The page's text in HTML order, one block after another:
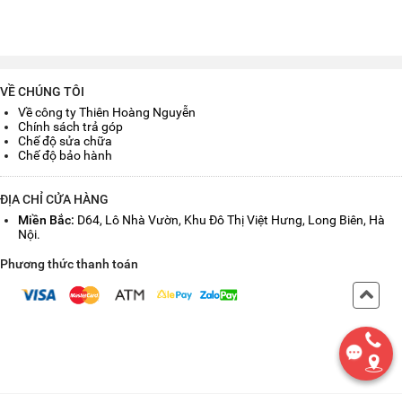
VỀ CHÚNG TÔI
Về công ty Thiên Hoàng Nguyễn
Chính sách trả góp
Chế độ sửa chữa
Chế độ bảo hành
ĐỊA CHỈ CỬA HÀNG
Miền Bắc: D64, Lô Nhà Vườn, Khu Đô Thị Việt Hưng, Long Biên, Hà
Nội.
Phương thức thanh toán
Back
to
Top